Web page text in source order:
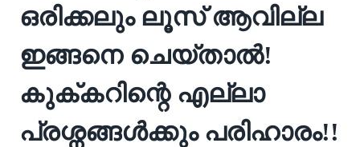
ഒരിക്കലും ലൂസ് ആവില്ല
ഇങ്ങനെ ചെയ്താൽ!
കുക്കറിന്റെ എല്ലാ
പ്രശ്നങ്ങൾക്കും പരിഹാരം!!